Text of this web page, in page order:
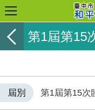
第1屆第15
屆別 第1屆第15次